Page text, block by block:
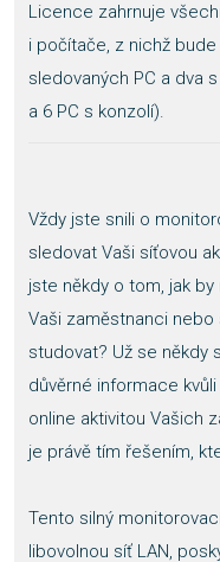
Licence zahrnuje
i počítače, z nichž
sledovaných PC a dva
a 6 PC s konzolí).
Vždy jste snili o
sledovat Vaši síťovou
jste někdy o tom, jak
Vaši zaměstnanci
studovat? Už se někdy
důvěrné informace
online aktivitou Vašich
je právě tím řešením,
Tento silný
libovolnou síť LAN,